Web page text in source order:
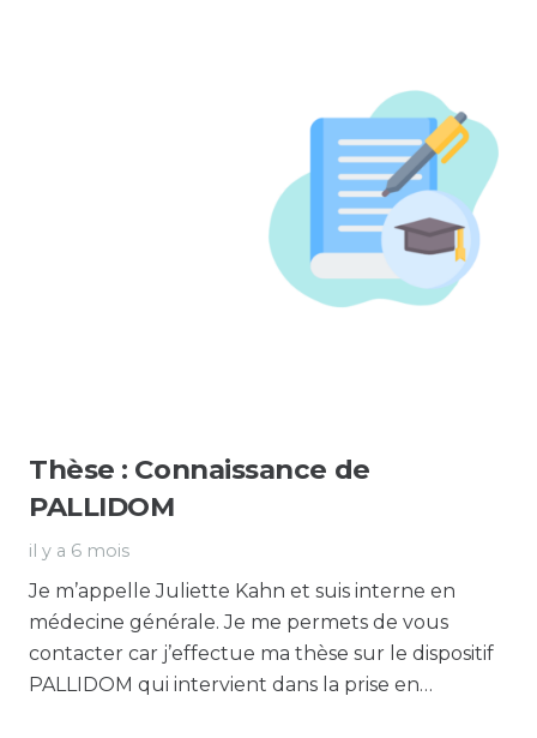
Thèse : Connaissance de
PALLIDOM
il y a 6 mois
Je m’appelle Juliette Kahn et suis interne en
médecine générale. Je me permets de vous
contacter car j’effectue ma thèse sur le dispositif
PALLIDOM qui intervient dans la prise en…